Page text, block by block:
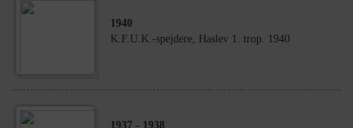
1940
K.F.U.K.-spejdere, Haslev 1. trop. 1940
1937 - 1938